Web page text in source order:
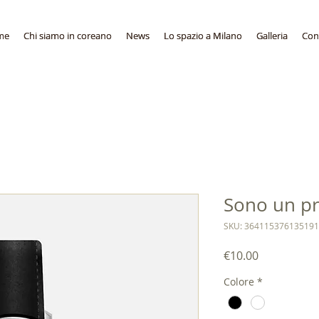
Chi siamo in coreano News Lo spazio a Milano Galleria
Chi siamo in coreano News Lo spazio a Milano Galleria
Sono un
SKU: 364115376135191
€10.00가
Colore *